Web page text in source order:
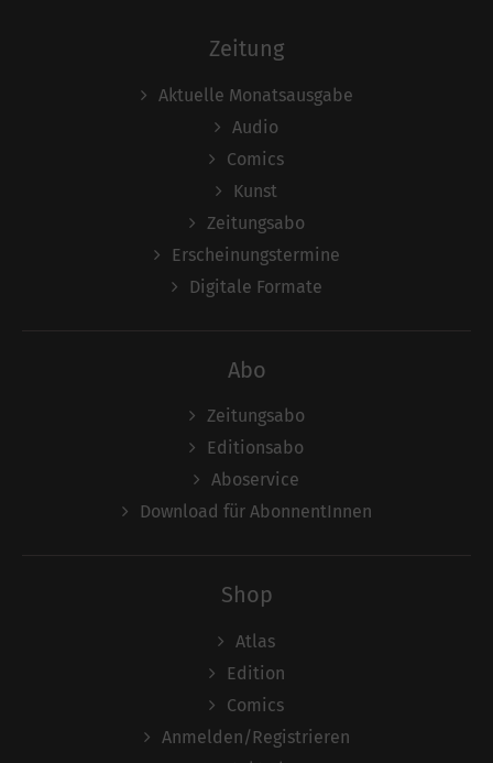
Zeitung
Aktuelle Monatsausgabe
Audio
Comics
Kunst
Zeitungsabo
Erscheinungstermine
Digitale Formate
Abo
Zeitungsabo
Editionsabo
Aboservice
Download für AbonnentInnen
Shop
Atlas
Edition
Comics
Anmelden/Registrieren